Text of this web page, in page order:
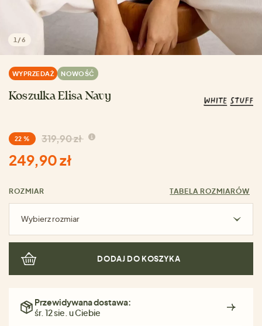
1 /6
WYPRZEDAŻ NOWOŚĆ
Koszulka Elisa Navy
22 % 319,90 zł
249,90 zł
ROZMIAR TABELA ROZMIARÓW
Wybierz rozmiar
DODAJ DO KOSZYKA
Przewidywana dostawa:
śr. 12 sie. u Ciebie